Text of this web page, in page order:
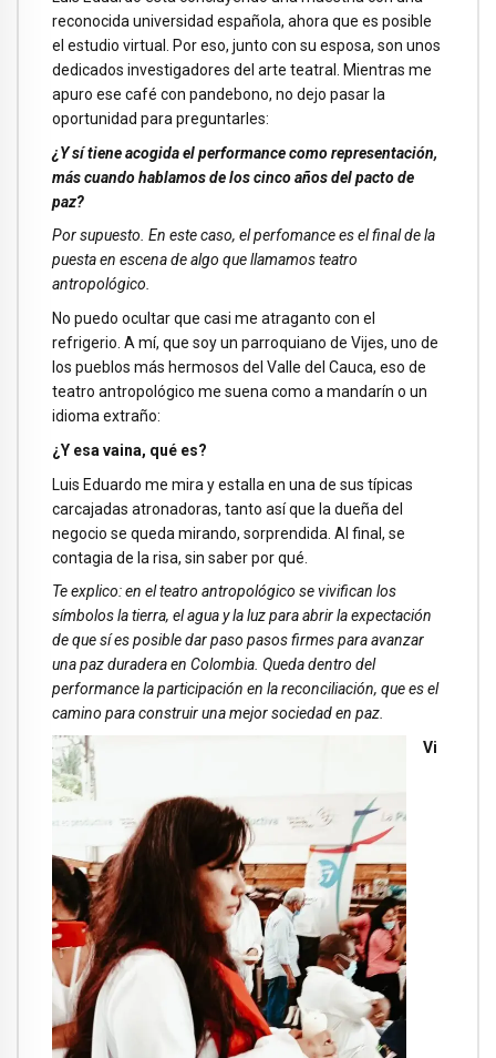
reconocida universidad española, ahora que es posible
el estudio virtual. Por eso, junto con su esposa, son unos
dedicados investigadores del arte teatral. Mientras me
apuro ese café con pandebono, no dejo pasar la
oportunidad para preguntarles:
¿Y sí tiene acogida el performance como representación,
más cuando hablamos de los cinco años del pacto de
paz?
Por supuesto. En este caso, el perfomance es el final de la
puesta en escena de algo que llamamos teatro
antropológico.
No puedo ocultar que casi me atraganto con el
refrigerio. A mí, que soy un parroquiano de Vijes, uno de
los pueblos más hermosos del Valle del Cauca, eso de
teatro antropológico me suena como a mandarín o un
idioma extraño:
¿Y esa vaina, qué es?
Luis Eduardo me mira y estalla en una de sus típicas
carcajadas atronadoras, tanto así que la dueña del
negocio se queda mirando, sorprendida. Al final, se
contagia de la risa, sin saber por qué.
Te explico: en el teatro antropológico se vivifican los
símbolos la tierra, el agua y la luz para abrir la expectación
de que sí es posible dar paso pasos firmes para avanzar
una paz duradera en Colombia. Queda dentro del
performance la participación en la reconciliación, que es el
camino para construir una mejor sociedad en paz.
Vi